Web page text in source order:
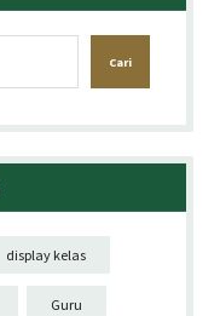
display kelas
Guru